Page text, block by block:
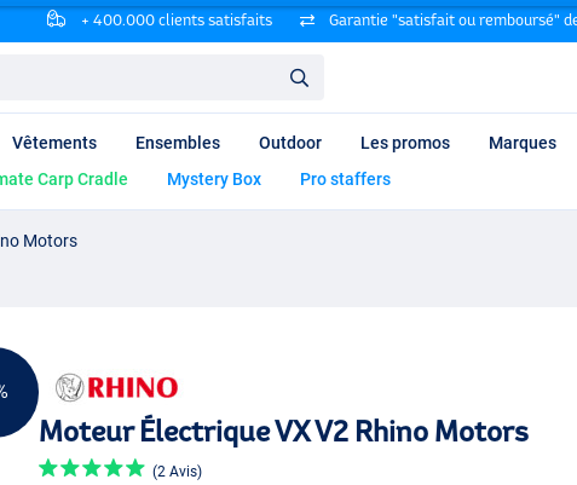
+ 400.000 clients satisfaits Garantie "satisfait ou remboursé"
Vêtements Ensembles Outdoor Les promos Marques
Carp Cradle Mystery Box Pro staffers
Motors
Moteur Électrique VX V2 Rhino Motors
(2 Avis)